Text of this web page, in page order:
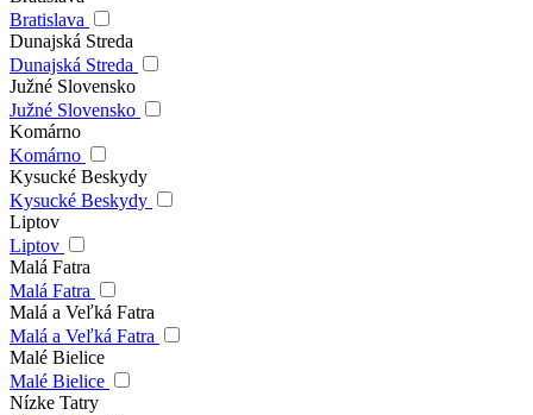
Bratislava
Dunajská Streda
Dunajská Streda
Južné Slovensko
Južné Slovensko
Komárno
Komárno
Kysucké Beskydy
Kysucké Beskydy
Liptov
Liptov
Malá Fatra
Malá Fatra
Malá a Veľká Fatra
Malá a Veľká Fatra
Malé Bielice
Malé Bielice
Nízke Tatry